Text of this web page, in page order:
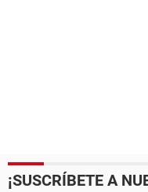
¡SUSCRÍBETE A